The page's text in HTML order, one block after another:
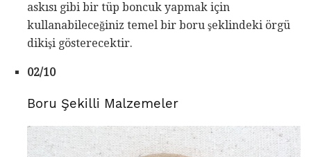
askısı gibi bir tüp boncuk yapmak için
kullanabileceğiniz temel bir boru şeklindeki örgü
dikişi gösterecektir.
02/10
Boru Şekilli Malzemeler